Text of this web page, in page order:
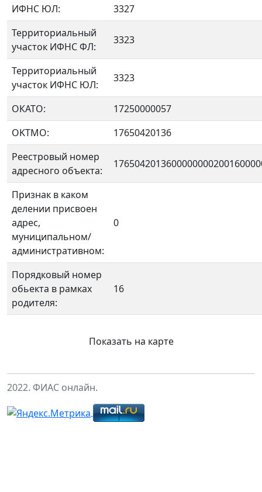
ИФНС ЮЛ:
3327
Территориальный
участок ИФНС ФЛ:
3323
Территориальный
участок ИФНС ЮЛ:
3323
ОКАТО:
17250000057
OKTMO:
17650420136
Реестровый номер
адресного объекта:
Признак в каком
делении присвоен
адрес,
муниципальном/
административном:
0
Порядковый номер
обьекта в рамках
родителя:
16
Показать на карте
2022. ФИАС онлайн.